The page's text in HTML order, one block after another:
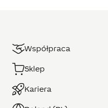
Współpraca
Sklep
Kariera